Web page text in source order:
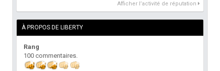
Afficher l’activité de réputation
À PROPOS DE LIBERTY
Rang
100 commentaires.